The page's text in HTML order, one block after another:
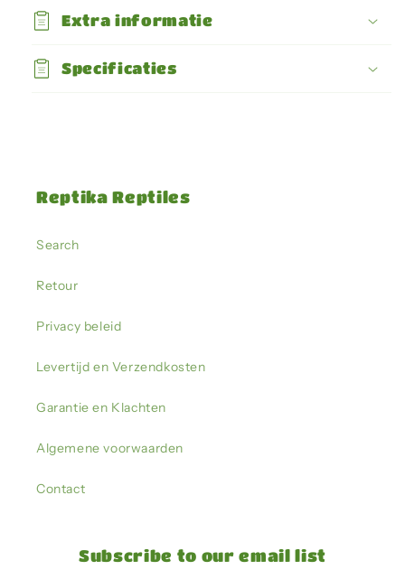
Extra informatie
Specificaties
Reptika Reptiles
Search
Retour
Privacy beleid
Levertijd en Verzendkosten
Garantie en Klachten
Algemene voorwaarden
Contact
Subscribe to our email list